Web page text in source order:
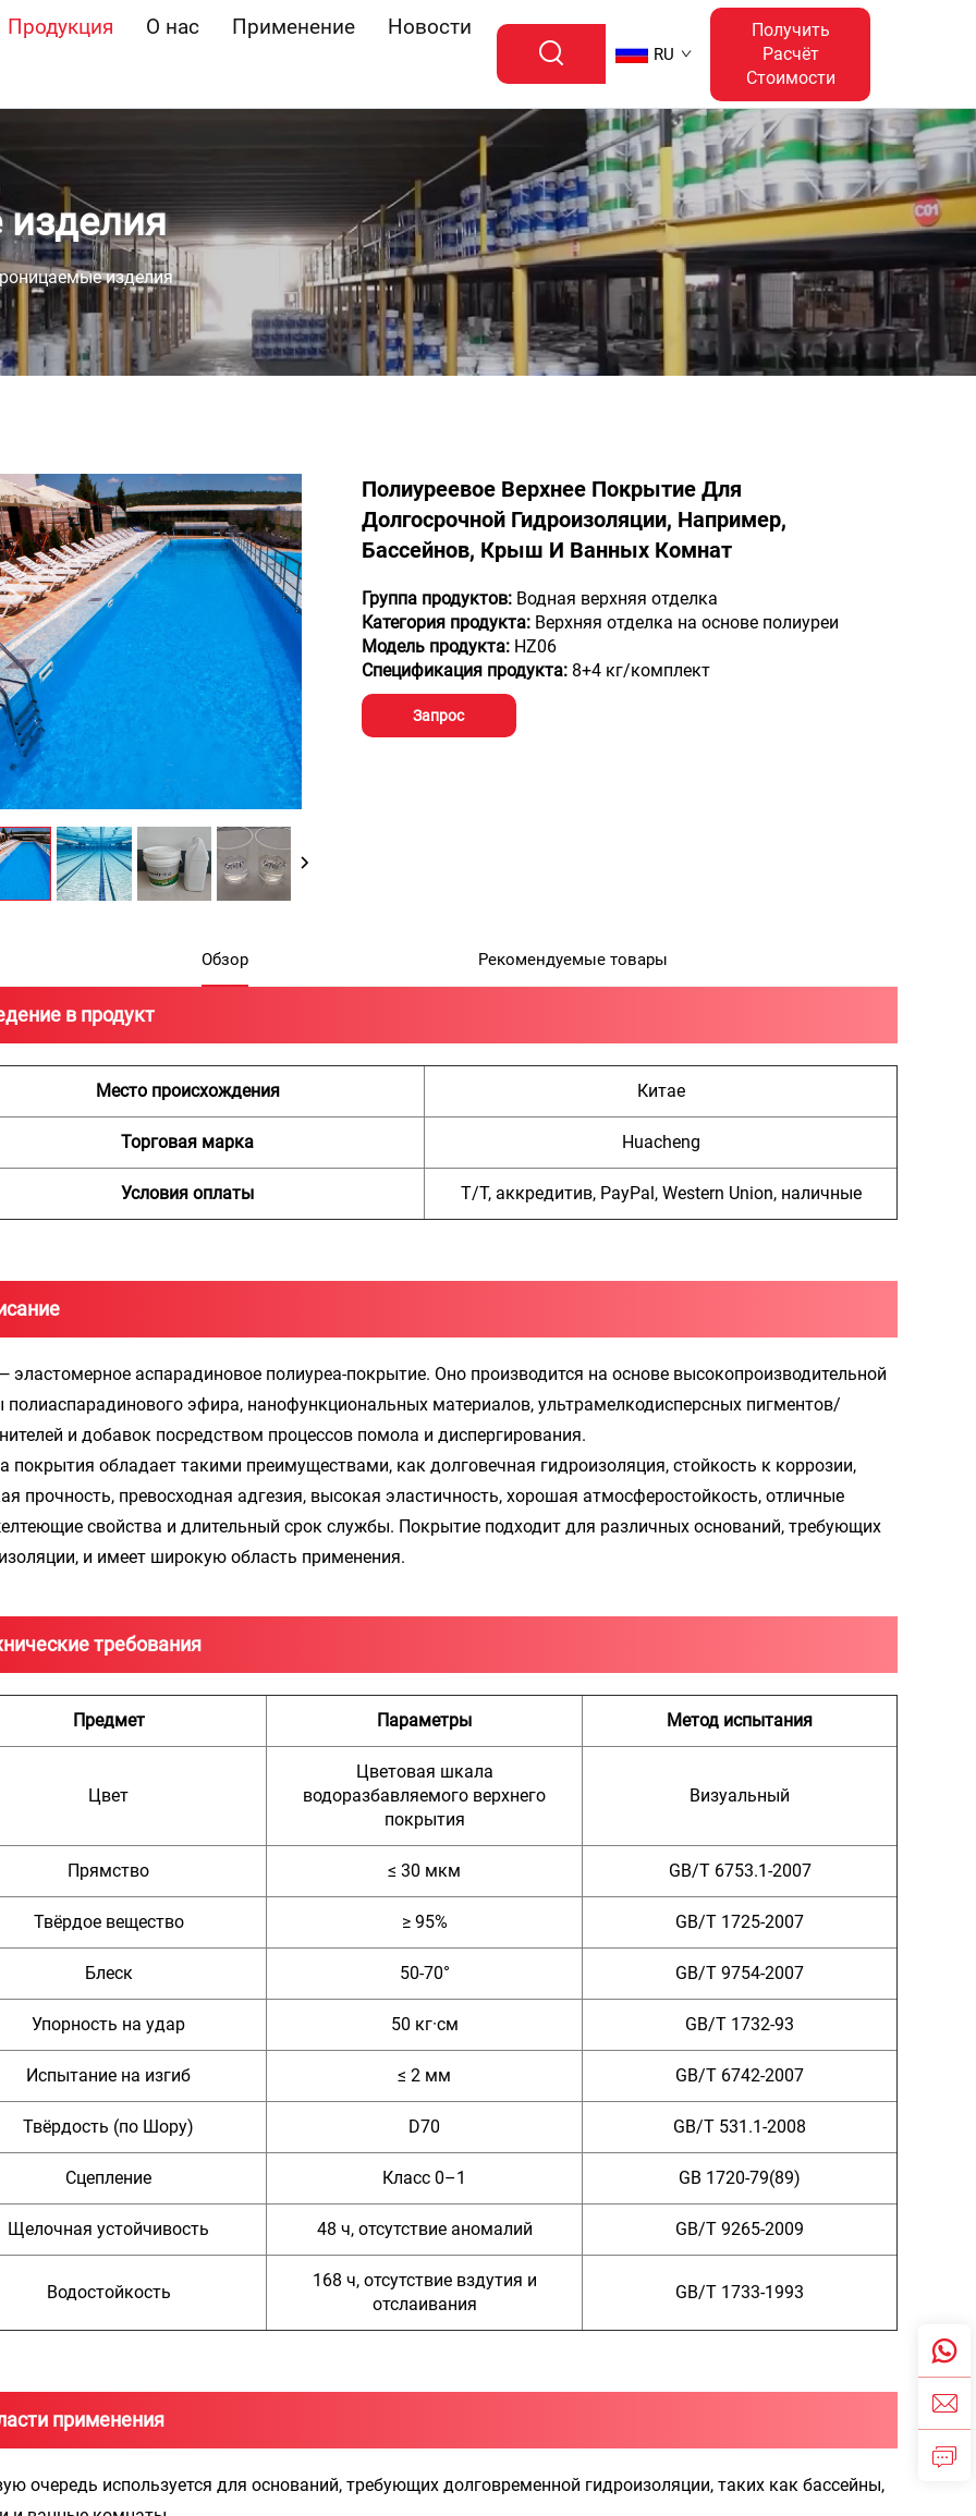
Продукция О нас Применение Новости
RU
Получить
Расчёт
Стоимости
изделия
Полиуреевое Верхнее Покрытие Для
Долгосрочной Гидроизоляции, Например,
Бассейнов, Крыш И Ванных Комнат
Группа продуктов: Водная верхняя отделка
Категория продукта: Верхняя отделка на основе полиуреи
Модель продукта: HZ06
Спецификация продукта: 8+4 кг/комплект
Запрос
Обзор Рекомендуемые товары
в продукт
Место происхождения Китае
Торговая марка Huacheng
Условия оплаты Т/Т, аккредитив, PayPal, Western Union, наличные
эластомерное аспарадиновое полиуреа-покрытие. Оно производится на основе высокопроизводительной
эфира, нанофункциональных материалов, ультрамелкодисперсных пигментов/
и добавок посредством процессов помола и диспергирования.
покрытия обладает такими преимуществами, как долговечная гидроизоляция, стойкость к коррозии,
прочность, превосходная адгезия, высокая эластичность, хорошая атмосферостойкость, отличные
свойства и длительный срок службы. Покрытие подходит для различных оснований, требующих
и имеет широкую область применения.
требования
Предмет Параметры Метод испытания
Цвет
Цветовая шкала
водоразбавляемого верхнего
покрытия
Визуальный
Прямство ≤ 30 мкм GB/T 6753.1-2007
Твёрдое вещество ≥ 95% GB/T 1725-2007
Блеск 50-70° GB/T 9754-2007
Упорность на удар 50 кг·см GB/T 1732-93
Испытание на изгиб ≤ 2 мм GB/T 6742-2007
Твёрдость (по Шору) D70 GB/T 531.1-2008
Сцепление Класс 0–1 GB 1720-79(89)
Щелочная устойчивость 48 ч, отсутствие аномалий GB/T 9265-2009
Водостойкость
168 ч, отсутствие вздутия и
отслаивания
GB/T 1733-1993
применения
очередь используется для оснований, требующих долговременной гидроизоляции, таких как бассейны,